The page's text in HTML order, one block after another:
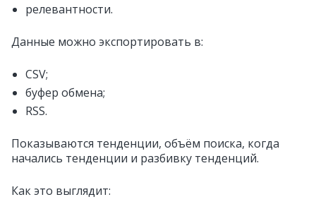
релевантности.
Данные можно экспортировать в:
CSV;
буфер обмена;
RSS.
Показываются тенденции, объём поиска, когда
начались тенденции и разбивку тенденций.
Как это выглядит: